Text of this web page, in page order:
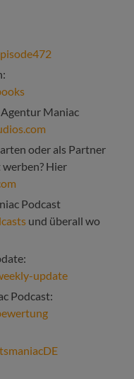
Maniac
oder als Partner
Hier
Podcast
und überall wo
update
Podcast: